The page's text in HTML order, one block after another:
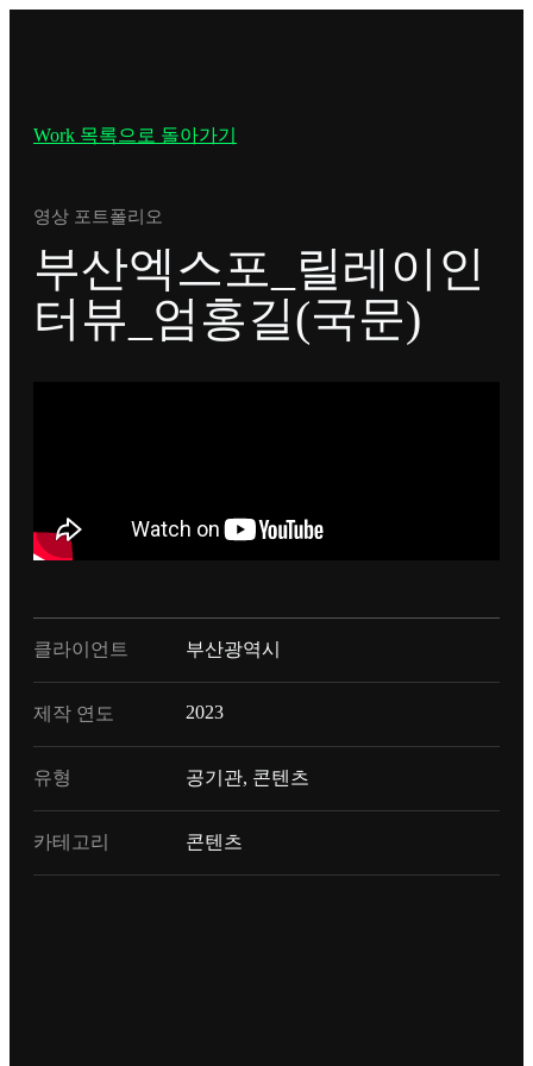
Work 목록으로 돌아가기
영상 포트폴리오
부산엑스포_릴레이인
터뷰_엄홍길(국문)
클라이언트 부산광역시
제작 연도 2023
유형 공기관, 콘텐츠
카테고리 콘텐츠